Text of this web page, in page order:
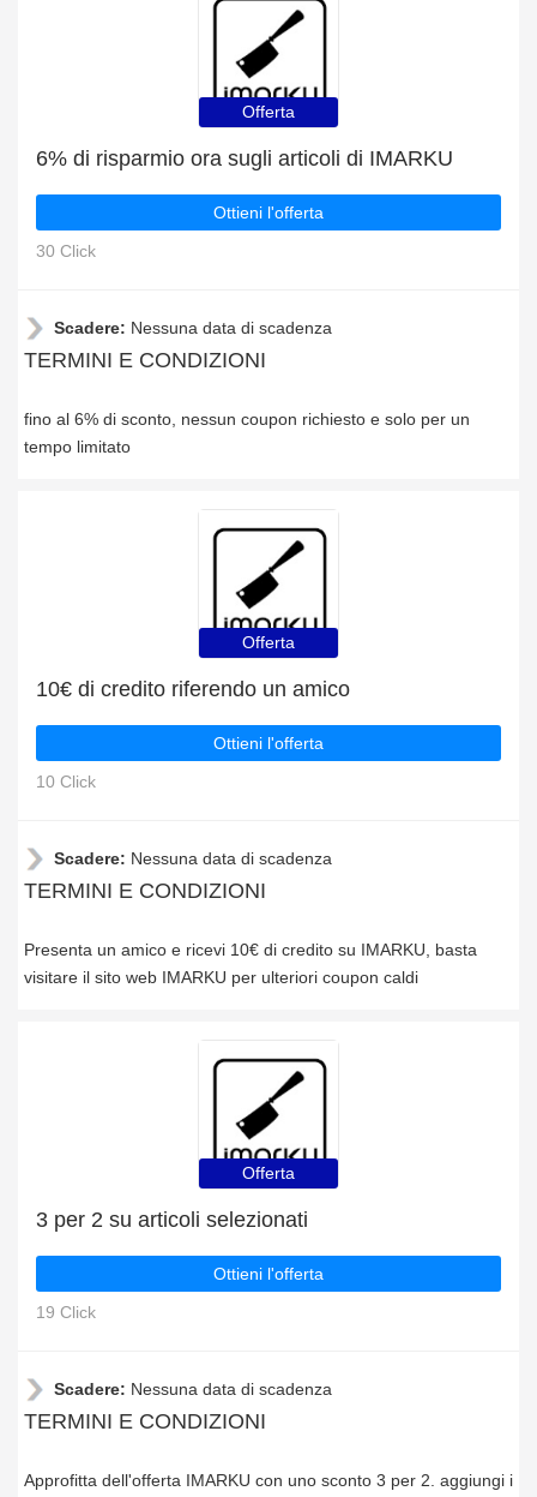
Offerta
6% di risparmio ora sugli articoli di IMARKU
Ottieni l'offerta
30 Click
Scadere: Nessuna data di scadenza
TERMINI E CONDIZIONI
fino al 6% di sconto, nessun coupon richiesto e solo per un
tempo limitato
Offerta
10€ di credito riferendo un amico
Ottieni l'offerta
10 Click
Scadere: Nessuna data di scadenza
TERMINI E CONDIZIONI
Presenta un amico e ricevi 10€ di credito su IMARKU, basta
visitare il sito web IMARKU per ulteriori coupon caldi
Offerta
3 per 2 su articoli selezionati
Ottieni l'offerta
19 Click
Scadere: Nessuna data di scadenza
TERMINI E CONDIZIONI
Approfitta dell'offerta IMARKU con uno sconto 3 per 2. aggiungi i